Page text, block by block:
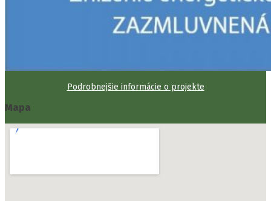
Podrobnejšie informácie o projekte
Mapa